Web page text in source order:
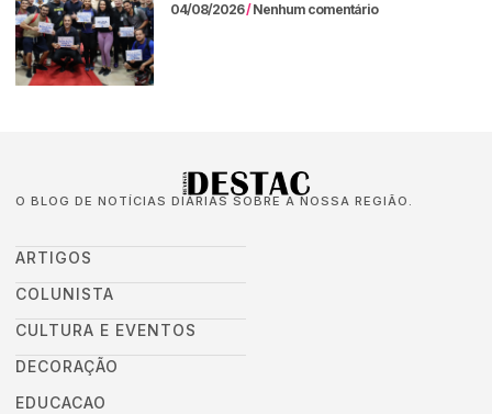
04/08/2026 Nenhum comentário
O BLOG DE NOTÍCIAS DIÁRIAS SOBRE A NOSSA REGIÃO.
ARTIGOS
COLUNISTA
CULTURA E EVENTOS
DECORAÇÃO
EDUCACAO